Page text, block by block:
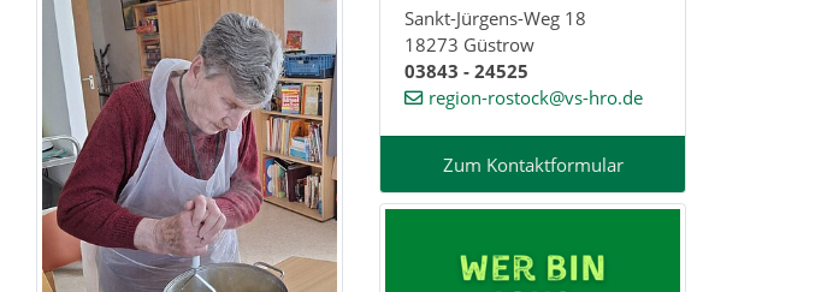
Sankt-Jürgens-Weg 18
18273 Güstrow
03843 - 24525
region-rostock@vs-hro.de
Zum Kontaktformular